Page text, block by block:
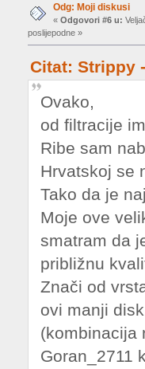
Odg: Moji diskusi
« Odgovori #6 u:
poslijepodne »
Citat: Strippy
Ovako,
od filtracije
Ribe sam
Hrvatskoj se
Tako da je
Moje ove
smatram da
približnu
Znači od
ovi manji
(kombinacija
Goran_2711